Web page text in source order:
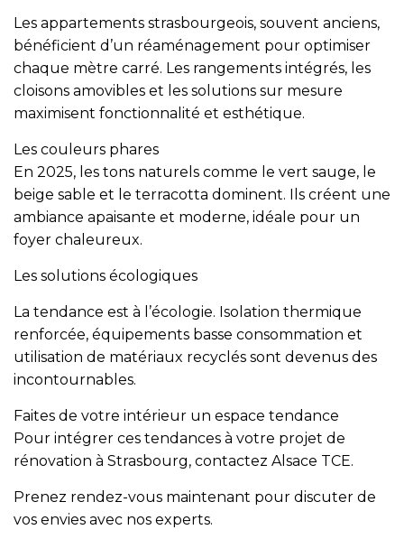
Les appartements strasbourgeois, souvent anciens,
bénéficient d’un réaménagement pour optimiser
chaque mètre carré. Les rangements intégrés, les
cloisons amovibles et les solutions sur mesure
maximisent fonctionnalité et esthétique.
Les couleurs phares
En 2025, les tons naturels comme le vert sauge, le
beige sable et le terracotta dominent. Ils créent une
ambiance apaisante et moderne, idéale pour un
foyer chaleureux.
Les solutions écologiques
La tendance est à l’écologie. Isolation thermique
renforcée, équipements basse consommation et
utilisation de matériaux recyclés sont devenus des
incontournables.
Faites de votre intérieur un espace tendance
Pour intégrer ces tendances à votre projet de
rénovation à Strasbourg, contactez Alsace TCE.
Prenez rendez-vous maintenant pour discuter de
vos envies avec nos experts.